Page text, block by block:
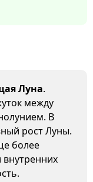
Луна.
между
В
рост Луны.
более